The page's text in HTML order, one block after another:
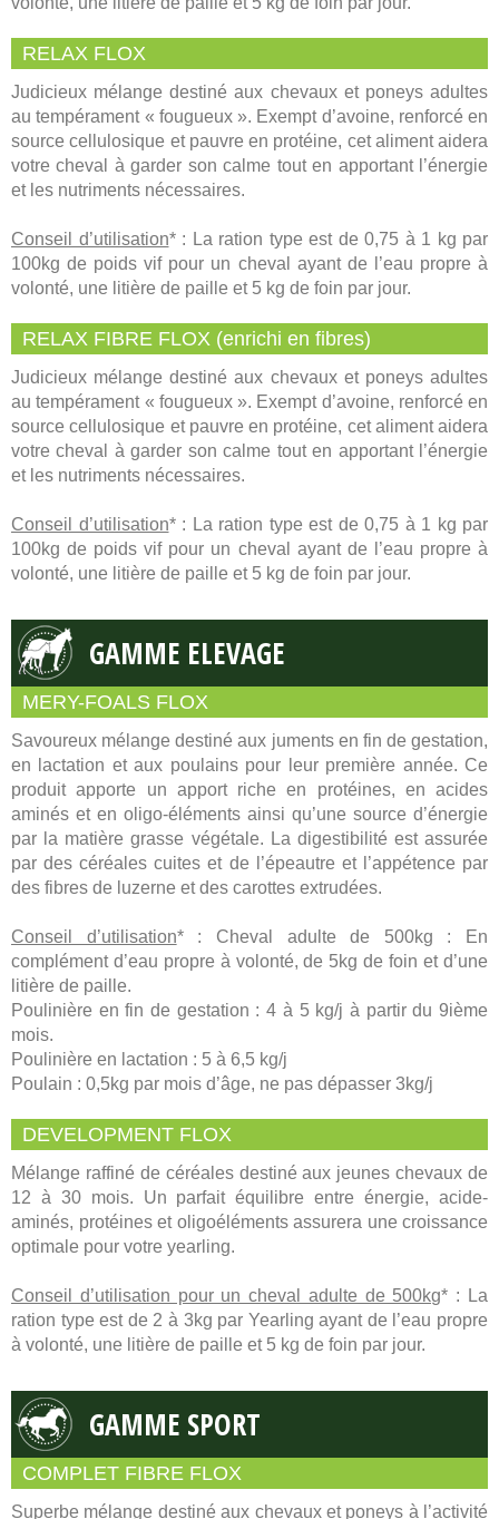
RELAX FLOX
Judicieux mélange destiné aux chevaux et poneys adultes
au tempérament « fougueux ». Exempt d’avoine, renforcé en
source cellulosique et pauvre en protéine, cet aliment aidera
votre cheval à garder son calme tout en apportant l’énergie
et les nutriments nécessaires.
Conseil d’utilisation* : La ration type est de 0,75 à 1 kg par
100kg de poids vif pour un cheval ayant de l’eau propre à
volonté, une litière de paille et 5 kg de foin par jour.
RELAX FIBRE FLOX (enrichi en fibres)
Judicieux mélange destiné aux chevaux et poneys adultes
au tempérament « fougueux ». Exempt d’avoine, renforcé en
source cellulosique et pauvre en protéine, cet aliment aidera
votre cheval à garder son calme tout en apportant l’énergie
et les nutriments nécessaires.
Conseil d’utilisation* : La ration type est de 0,75 à 1 kg par
100kg de poids vif pour un cheval ayant de l’eau propre à
volonté, une litière de paille et 5 kg de foin par jour.
GAMME ELEVAGE
MERY-FOALS FLOX
Savoureux mélange destiné aux juments en fin de gestation,
en lactation et aux poulains pour leur première année. Ce
produit apporte un apport riche en protéines, en acides
aminés et en oligo-éléments ainsi qu’une source d’énergie
par la matière grasse végétale. La digestibilité est assurée
par des céréales cuites et de l’épeautre et l’appétence par
des fibres de luzerne et des carottes extrudées.
Conseil d’utilisation* : Cheval adulte de 500kg : En
complément d’eau propre à volonté, de 5kg de foin et d’une
litière de paille.
Poulinière en fin de gestation : 4 à 5 kg/j à partir du 9ième
mois.
Poulinière en lactation : 5 à 6,5 kg/j
Poulain : 0,5kg par mois d’âge, ne pas dépasser 3kg/j
DEVELOPMENT FLOX
Mélange raffiné de céréales destiné aux jeunes chevaux de
12 à 30 mois. Un parfait équilibre entre énergie, acide-
aminés, protéines et oligoéléments assurera une croissance
optimale pour votre yearling.
Conseil d’utilisation pour un cheval adulte de 500kg* : La
ration type est de 2 à 3kg par Yearling ayant de l’eau propre
à volonté, une litière de paille et 5 kg de foin par jour.
GAMME SPORT
COMPLET FIBRE FLOX
Superbe mélange destiné aux chevaux et poneys à l’activité